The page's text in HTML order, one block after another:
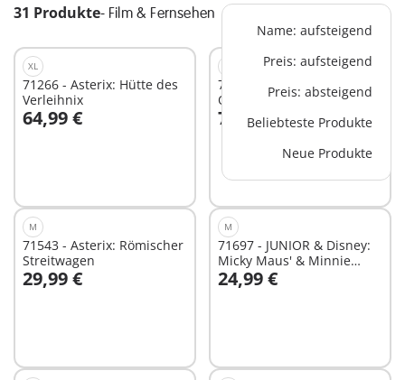
31 Produkte- Film & Fernsehen
Name: aufsteigend
Preis: aufsteigend
Preis: absteigend
Beliebteste Produkte
Neue Produkte
XL
71266 - Asterix: Hütte des
Verleihnix
64,99 €
In den Warenkorb
71548 - Asterix:
Osolemirnix
7,99 €In den Warenkorb
M
71543 - Asterix: Römischer
Streitwagen
29,99 €
In den Warenkorb
M
71697 - JUNIOR & Disney:
Micky Maus' & Minnie
Maus' Wolkenflug
24,99 €
In den Warenkorb